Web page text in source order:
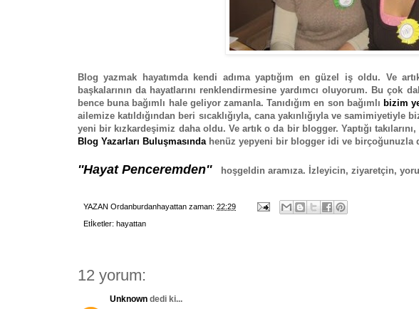
Blog yazmak hayatımda kendi adıma yaptığım en güzel iş oldu. Ve
başkalarının da hayatlarını renklendirmesine yardımcı oluyorum. Bu çok
bence buna bağımlı hale geliyor zamanla. Tanıdığım en son bağımlıbizim
ailemize katıldığından beri sıcaklığıyla, cana yakınlığıyla ve
yeni bir kızkardeşimiz daha oldu. Ve artık o da bir blogger. Yaptığı
Blog Yazarları Buluşmasında henüz yepyeni bir blogger idi ve birçoğunuzla
''Hayat Penceremden'' hoşgeldin aramıza. İzleyicin, ziyaretçin,
YAZAN Ordanburdanhayattan zaman: 22:29
Etİketler: hayattan
12 yorum:
Unknown dedi ki...